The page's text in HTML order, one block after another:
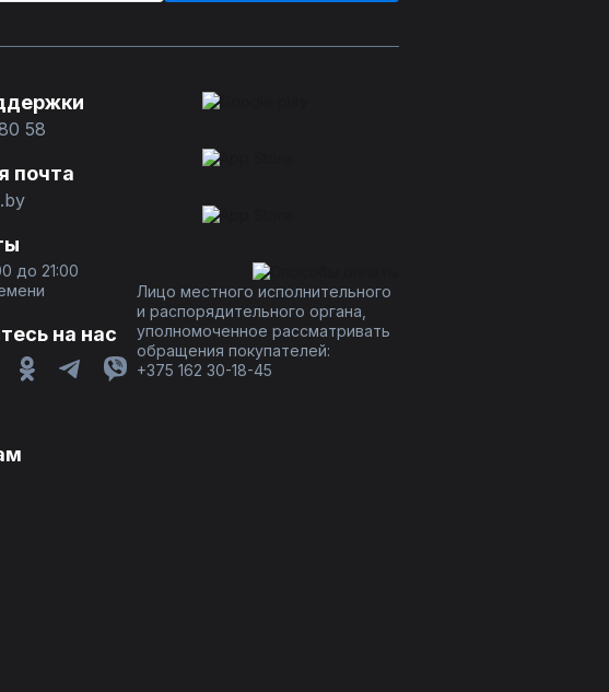
58
почта
до 21:00
на нас
Лицо местного исполнительного
и распорядительного органа,
уполномоченное рассматривать
обращения покупателей:
+375 162 30-18-45